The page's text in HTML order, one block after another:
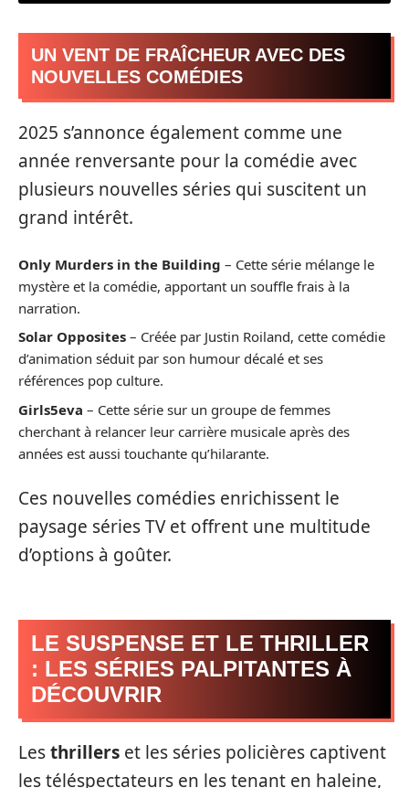
UN VENT DE FRAÎCHEUR AVEC DES
NOUVELLES COMÉDIES
2025 s’annonce également comme une
année renversante pour la comédie avec
plusieurs nouvelles séries qui suscitent un
grand intérêt.
Only Murders in the Building – Cette série mélange le
mystère et la comédie, apportant un souffle frais à la
narration.
Solar Opposites – Créée par Justin Roiland, cette comédie
d’animation séduit par son humour décalé et ses
références pop culture.
Girls5eva – Cette série sur un groupe de femmes
cherchant à relancer leur carrière musicale après des
années est aussi touchante qu’hilarante.
Ces nouvelles comédies enrichissent le
paysage séries TV et offrent une multitude
d’options à goûter.
LE SUSPENSE ET LE THRILLER
: LES SÉRIES PALPITANTES À
DÉCOUVRIR
Lesthrillers et les séries policières captivent
les téléspectateurs en les tenant en haleine,